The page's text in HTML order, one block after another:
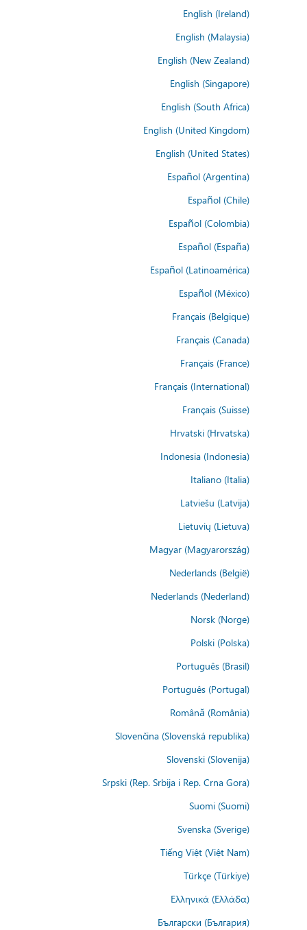
English (Ireland)
English (Malaysia)
English (New Zealand)
English (Singapore)
English (South Africa)
English (United Kingdom)
English (United States)
Español (Argentina)
Español (Chile)
Español (Colombia)
Español (España)
Español (Latinoamérica)
Español (México)
Français (Belgique)
Français (Canada)
Français (France)
Français (International)
Français (Suisse)
Hrvatski (Hrvatska)
Indonesia (Indonesia)
Italiano (Italia)
Latviešu (Latvija)
Lietuvių (Lietuva)
Magyar (Magyarország)
Nederlands (België)
Nederlands (Nederland)
Norsk (Norge)
Polski (Polska)
Português (Brasil)
Português (Portugal)
Română (România)
Slovenčina (Slovenská republika)
Slovenski (Slovenija)
Srpski (Rep. Srbija i Rep. Crna Gora)
Suomi (Suomi)
Svenska (Sverige)
Tiếng Việt (Việt Nam)
Türkçe (Türkiye)
Ελληνικά (Ελλάδα)
Български (България)